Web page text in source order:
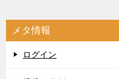
メタ情報
ログイン